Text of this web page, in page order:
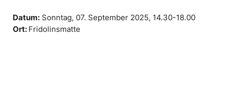
Datum: Sonntag, 07. September 2025, 14.30-18.00
Ort: Fridolinsmatte